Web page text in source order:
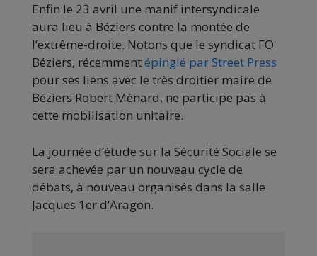
Enfin le 23 avril une manif intersyndicale
aura lieu à Béziers contre la montée de
l’extrême-droite. Notons que le syndicat FO
Béziers, récemmentépinglé par Street Press
pour ses liens avec le très droitier maire de
Béziers Robert Ménard, ne participe pas à
cette mobilisation unitaire.
La journée d’étude sur la Sécurité Sociale se
sera achevée par un nouveau cycle de
débats, à nouveau organisés dans la salle
Jacques 1er d’Aragon.